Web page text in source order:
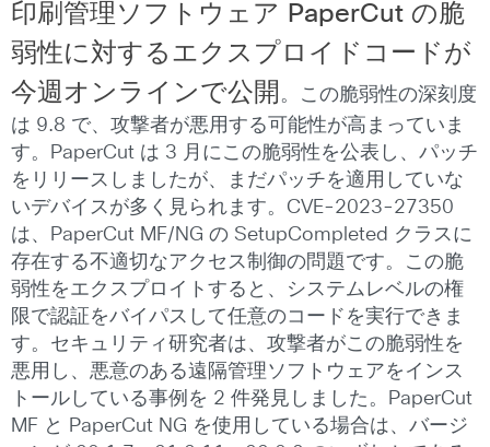
印刷管理ソフトウェア PaperCut の脆
弱性に対するエクスプロイドコードが
今週オンラインで公開 。この脆弱性の深刻度
は 9.8 で、攻撃者が悪用する可能性が高まっていま
す。PaperCut は 3 月にこの脆弱性を公表し、パッチ
をリリースしましたが、まだパッチを適用していな
いデバイスが多く見られます。CVE-2023-27350
は、PaperCut MF/NG の SetupCompleted クラスに
存在する不適切なアクセス制御の問題です。この脆
弱性をエクスプロイトすると、システムレベルの権
限で認証をバイパスして任意のコードを実行できま
す。セキュリティ研究者は、攻撃者がこの脆弱性を
悪用し、悪意のある遠隔管理ソフトウェアをインス
トールしている事例を 2 件発見しました。PaperCut
MF と PaperCut NG を使用している場合は、バージ